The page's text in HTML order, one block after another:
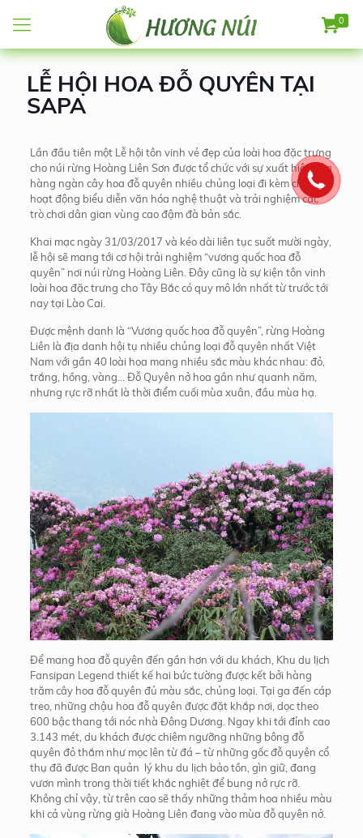
0
LỄ HỘI HOA ĐỖ QUYÊN TẠI
SAPA
Lần đầu tiên một Lễ hội tôn vinh vẻ đẹp của loài hoa đặc trưng
cho núi rừng Hoàng Liên Sơn được tổ chức với sự xuất hiện của
hàng ngàn cây hoa đỗ quyên nhiều chủng loại đi kèm chuỗi
hoạt động biểu diễn văn hóa nghệ thuật và trải nghiệm các
trò chơi dân gian vùng cao đậm đà bản sắc.
Khai mạc ngày 31/03/2017 và kéo dài liên tục suốt mười ngày,
lễ hội sẽ mang tới cơ hội trải nghiệm “vương quốc hoa đỗ
quyên” nơi núi rừng Hoàng Liên. Đây cũng là sự kiện tôn vinh
loài hoa đặc trưng cho Tây Bắc có quy mô lớn nhất từ trước tới
nay tại Lào Cai.
Được mệnh danh là “Vương quốc hoa đỗ quyên”, rừng Hoàng
Liên là địa danh hội tụ nhiều chủng loại đỗ quyên nhất Việt
Nam với gần 40 loài hoa mang nhiều sắc màu khác nhau: đỏ,
trắng, hồng, vàng… Đỗ Quyên nở hoa gần như quanh năm,
nhưng rực rỡ nhất là thời điểm cuối mùa xuân, đầu mùa hạ.
Để mang hoa đỗ quyên đến gần hơn với du khách, Khu du lịch
Fansipan Legend thiết kế hai bức tường được kết bởi hàng
trăm cây hoa đỗ quyên đủ màu sắc, chủng loại. Tại ga đến cáp
treo, những chậu hoa đỗ quyên được đặt khắp nơi, dọc theo
600 bậc thang tới nóc nhà Đông Dương. Ngay khi tới đỉnh cao
3.143 mét, du khách được chiêm ngưỡng những bông đỗ
quyên đỏ thắm như mọc lên từ đá – từ những gốc đỗ quyên cổ
thụ đã được Ban quản lý khu du lịch bảo tồn, gìn giữ, đang
vươn mình trong thời tiết khắc nghiệt để bung nở rực rỡ.
Không chỉ vậy, từ trên cao sẽ thấy những thảm hoa nhiều màu
khi cả vùng rừng già Hoàng Liên đang vào mùa đỗ quyên nở.